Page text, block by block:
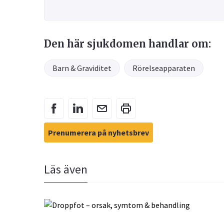
Den här sjukdomen handlar om:
Barn & Graviditet Rörelseapparaten
Prenumerera på nyhetsbrev
Läs även